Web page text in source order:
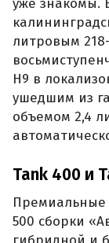
литровым
H9 в
ушедшим из
объемом 2,4
Tank 400 и
Премиальные
500 сборки